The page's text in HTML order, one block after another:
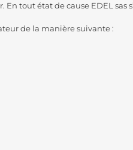
tout état de cause EDEL
de la manière suivante :